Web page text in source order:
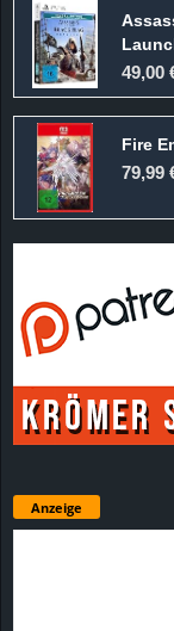
49,00
Fire
79,99
Anzeige